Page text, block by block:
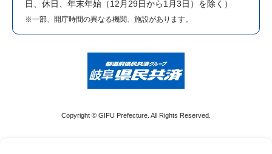
日、休日、年末年始（12月29日から1月3日）を除く）
※一部、開庁時間の異なる機関、施設があります。
Copyright © GIFU Prefecture. All Rights Reserved.